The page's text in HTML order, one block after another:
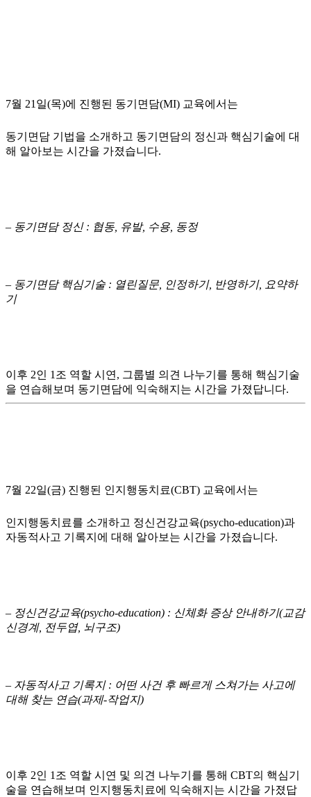
7월 21일(목)에 진행된 동기면담(MI) 교육에서는
동기면담 기법을 소개하고 동기면담의 정신과 핵심기술에 대
해 알아보는 시간을 가졌습니다.
– 동기면담 정신 : 협동, 유발, 수용, 동정
– 동기면담 핵심기술 : 열린질문, 인정하기, 반영하기, 요약하
기
이후 2인 1조 역할 시연, 그룹별 의견 나누기를 통해 핵심기술
을 연습해보며 동기면담에 익숙해지는 시간을 가졌답니다.
7월 22일(금) 진행된 인지행동치료(CBT) 교육에서는
인지행동치료를 소개하고 정신건강교육(psycho-education)과
자동적사고 기록지에 대해 알아보는 시간을 가졌습니다.
– 정신건강교육(psycho-education) : 신체화 증상 안내하기(교감
신경계, 전두엽, 뇌구조)
– 자동적사고 기록지 : 어떤 사건 후 빠르게 스쳐가는 사고에
대해 찾는 연습(과제-작업지)
이후 2인 1조 역할 시연 및 의견 나누기를 통해 CBT의 핵심기
술을 연습해보며 인지행동치료에 익숙해지는 시간을 가졌답